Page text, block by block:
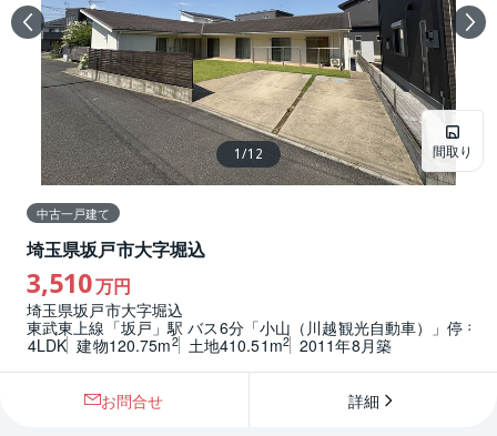
間取り
1/12
中古一戸建て
埼玉県坂戸市大字堀込
3,510万円
埼玉県坂戸市大字堀込
東武東上線「坂戸」駅 バス6分「小山（川越観光自動車）」停 徒
4LDK 建物120.75m2 土地410.51m2 2011年8月築
お問合せ 詳細